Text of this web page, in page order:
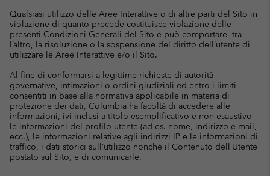
Qualsiasi utilizzo delle Aree Interattive o di altre parti del Sito in
violazione di quanto precede costituisce violazione delle
presenti Condizioni Generali del Sito e può comportare, tra
l’altro, la risoluzione o la sospensione del diritto dell’utente di
utilizzare le Aree Interattive e/o il Sito.
Al fine di conformarsi a legittime richieste di autorità
governative, intimazioni o ordini giudiziali ed entro i limiti
consentiti in base alla normativa applicabile in materia di
protezione dei dati, Columbia ha facoltà di accedere alle
informazioni, ivi inclusi a titolo esemplificativo e non esaustivo
le informazioni del profilo utente (ad es. nome, indirizzo e-mail,
ecc.), le informazioni relative agli indirizzi IP e le informazioni di
traffico, i dati storici sull’utilizzo nonché il Contenuto dell’Utente
postato sul Sito, e di comunicarle.